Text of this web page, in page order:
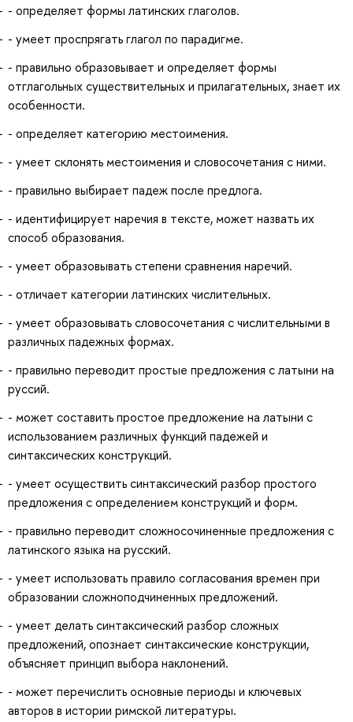
- определяет формы латинских глаголов.
- умеет проспрягать глагол по парадигме.
- правильно образовывает и определяет формы
отглагольных существительных и прилагательных, знает их
особенности.
- определяет категорию местоимения.
- умеет склонять местоимения и словосочетания с ними.
- правильно выбирает падеж после предлога.
- идентифицирует наречия в тексте, может назвать их
способ образования.
- умеет образовывать степени сравнения наречий.
- отличает категории латинских числительных.
- умеет образовывать словосочетания с числительными в
различных падежных формах.
- правильно переводит простые предложения с латыни на
руссий.
- может составить простое предложение на латыни с
использованием различных функций падежей и
синтаксических конструкций.
- умеет осуществить синтаксический разбор простого
предложения с определением конструкций и форм.
- правильно переводит сложносочиненные предложения с
латинского языка на русский.
- умеет использовать правило согласования времен при
образовании сложноподчиненных предложений.
- умеет делать синтаксический разбор сложных
предложений, опознает синтаксические конструкции,
объясняет принцип выбора наклонений.
- может перечислить основные периоды и ключевых
авторов в истории римской литературы.